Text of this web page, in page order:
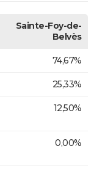
Sainte-Foy-de-
Belvès
74,67%
25,33%
12,50%
0,00%